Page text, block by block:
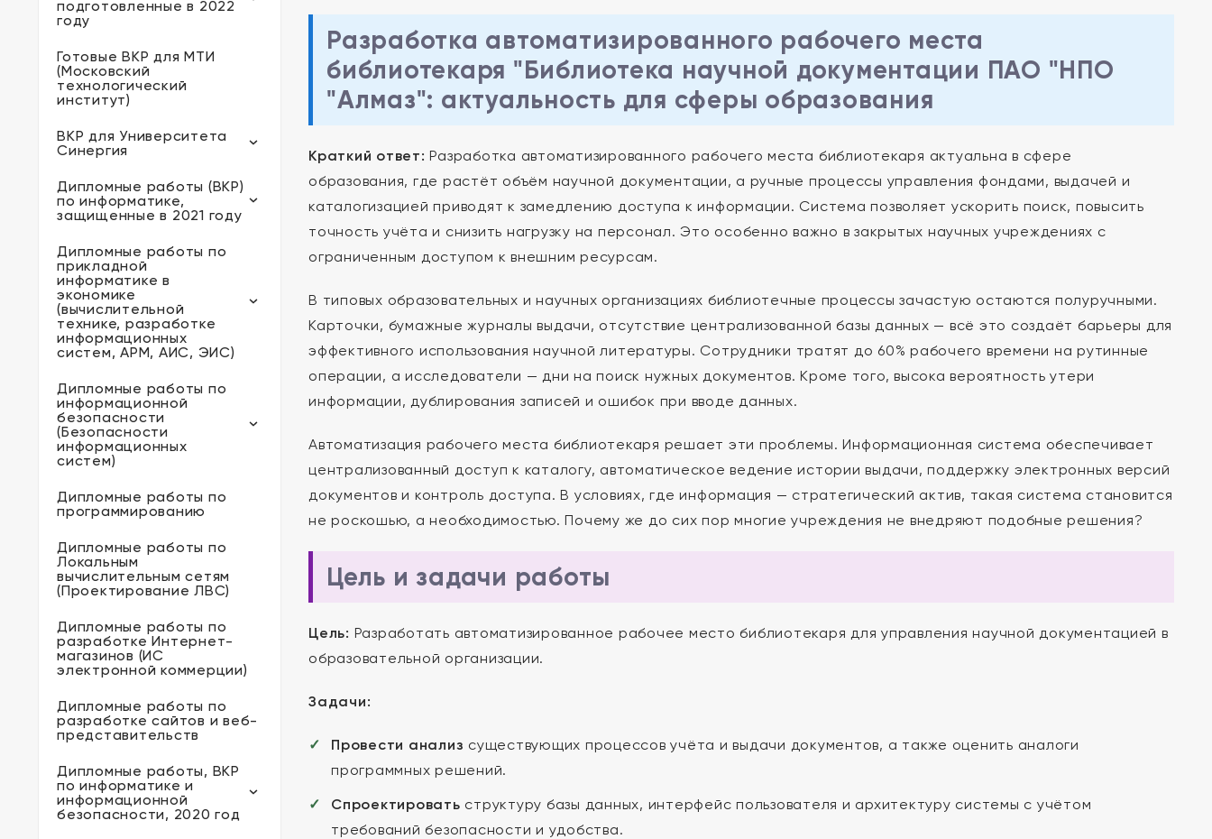
подготовленные в 2022
году
Готовые ВКР для МТИ
(Московский
технологический
институт)
ВКР для Университета
Синергия
Дипломные работы (ВКР)
по информатике,
защищенные в 2021 году
Дипломные работы по
прикладной
информатике в
экономике
(вычислительной
технике, разработке
информационных
систем, АРМ, АИС, ЭИС)
Дипломные работы по
информационной
безопасности
(Безопасности
информационных
систем)
Дипломные работы по
программированию
Дипломные работы по
Локальным
вычислительным сетям
(Проектирование ЛВС)
Дипломные работы по
разработке Интернет-
магазинов (ИС
электронной коммерции)
Дипломные работы по
разработке сайтов и веб-
представительств
Дипломные работы, ВКР
по информатике и
информационной
безопасности, 2020 год
Разработка автоматизированного рабочего места
библиотекаря "Библиотека научной документации ПАО "НПО
"Алмаз": актуальность для сферы образования
Краткий ответ: Разработка автоматизированного рабочего места библиотекаря актуальна в сфере
образования, где растёт объём научной документации, а ручные процессы управления фондами, выдачей и
каталогизацией приводят к замедлению доступа к информации. Система позволяет ускорить поиск, повысить
точность учёта и снизить нагрузку на персонал. Это особенно важно в закрытых научных учреждениях с
ограниченным доступом к внешним ресурсам.
В типовых образовательных и научных организациях библиотечные процессы зачастую остаются полуручными.
Карточки, бумажные журналы выдачи, отсутствие централизованной базы данных — всё это создаёт барьеры для
эффективного использования научной литературы. Сотрудники тратят до 60% рабочего времени на рутинные
операции, а исследователи — дни на поиск нужных документов. Кроме того, высока вероятность утери
информации, дублирования записей и ошибок при вводе данных.
Автоматизация рабочего места библиотекаря решает эти проблемы. Информационная система обеспечивает
централизованный доступ к каталогу, автоматическое ведение истории выдачи, поддержку электронных версий
документов и контроль доступа. В условиях, где информация — стратегический актив, такая система становится
не роскошью, а необходимостью. Почему же до сих пор многие учреждения не внедряют подобные решения?
Цель и задачи работы
Цель: Разработать автоматизированное рабочее место библиотекаря для управления научной документацией в
образовательной организации.
Задачи:
Провести анализ существующих процессов учёта и выдачи документов, а также оценить аналоги
программных решений.
Спроектировать структуру базы данных, интерфейс пользователя и архитектуру системы с учётом
требований безопасности и удобства.